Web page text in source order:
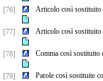
[76] Articolo così sostituito
[77] Articolo così sostituito
[78] Comma così sostituito
[79] Parole così sostituite